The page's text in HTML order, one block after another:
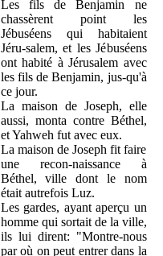
Les fils de Benjamin ne
chassèrent point les
Jébuséens qui habitaient
Jéru-salem, et les Jébuséens
ont habité à Jérusalem avec
les fils de Benjamin, jus-qu'à
ce jour.
La maison de Joseph, elle
aussi, monta contre Béthel,
et Yahweh fut avec eux.
La maison de Joseph fit faire
une recon-naissance à
Béthel, ville dont le nom
était autrefois Luz.
Les gardes, ayant aperçu un
homme qui sortait de la ville,
ils lui dirent: "Montre-nous
par où on peut entrer dans la